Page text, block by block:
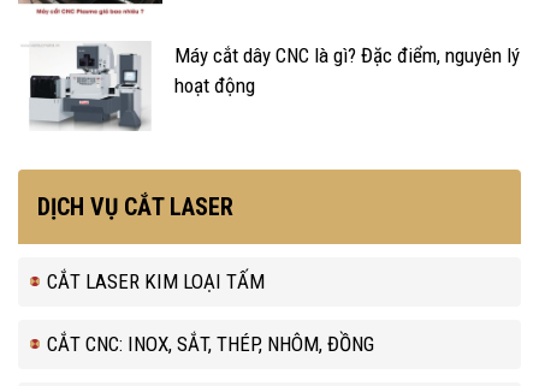
Máy cắt dây CNC là gì? Đặc điểm, nguyên lý
hoạt động
DỊCH VỤ CẮT LASER
CẮT LASER KIM LOẠI TẤM
CẮT CNC: INOX, SẮT, THÉP, NHÔM, ĐỒNG